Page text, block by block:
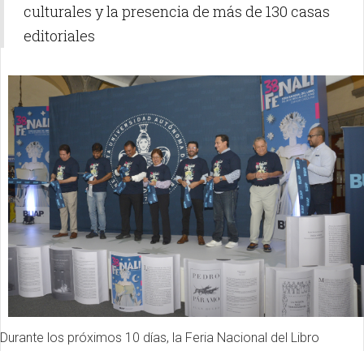
culturales y la presencia de más de 130 casas
editoriales
Durante los próximos 10 días, la Feria Nacional del Libro